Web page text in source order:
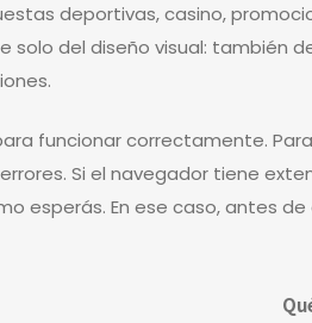
deportivas, casino,
del diseño visual: también
funcionar correctamente.
Si el navegador tiene
esperás. En ese caso, antes